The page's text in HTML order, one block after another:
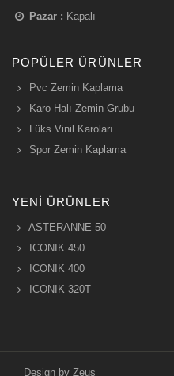
Pazar : Kapalı
POPÜLER ÜRÜNLER
Pvc Zemin Kaplama
Karo Halı Zemin Grubu
Lüks Vinil Karoları
Spor Zemin Kaplama
YENI ÜRÜNLER
ASTERANNE 50
ICONIK 450
ICONIK 400
ICONIK 320T
Design by Zeus